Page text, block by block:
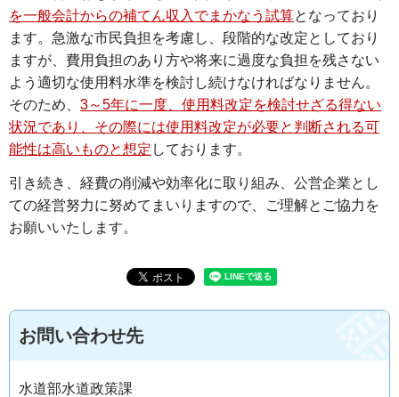
を一般会計からの補てん収入でまかなう試算となっており
ます。急激な市民負担を考慮し、段階的な改定としており
ますが、費用負担のあり方や将来に過度な負担を残さない
よう適切な使用料水準を検討し続けなければなりません。
そのため、 3～5年に一度、使用料改定を検討せざる得ない
状況であり、その際には使用料改定が必要と判断される可
能性は高いものと想定 しております。
引き続き、経費の削減や効率化に取り組み、公営企業とし
ての経営努力に努めてまいりますので、ご理解とご協力を
お願いいたします。
お問い合わせ先
水道部水道政策課